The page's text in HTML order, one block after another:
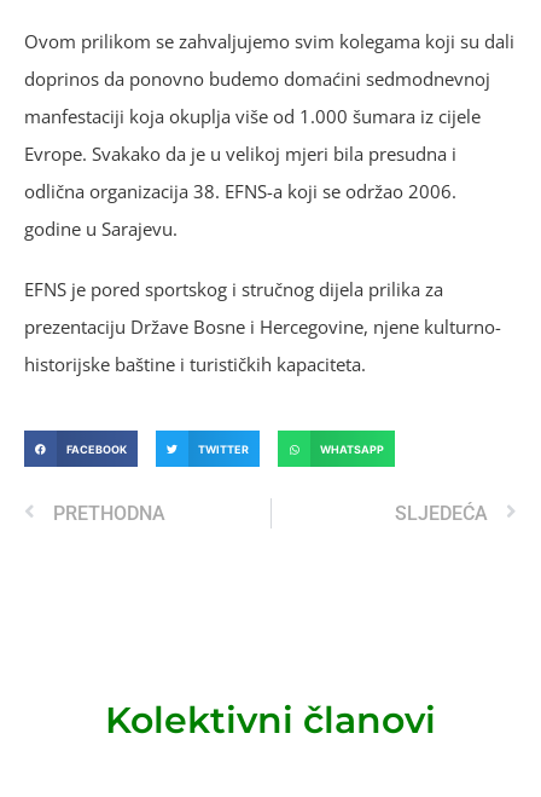
Ovom prilikom se zahvaljujemo svim kolegama koji su dali
doprinos da ponovno budemo domaćini sedmodnevnoj
manfestaciji koja okuplja više od 1.000 šumara iz cijele
Evrope. Svakako da je u velikoj mjeri bila presudna i
odlična organizacija 38. EFNS-a koji se održao 2006.
godine u Sarajevu.
EFNS je pored sportskog i stručnog dijela prilika za
prezentaciju Države Bosne i Hercegovine, njene kulturno-
historijske baštine i turističkih kapaciteta.
FACEBOOK TWITTER WHATSAPP
PRETHODNA SLJEDEĆA
Kolektivni članovi